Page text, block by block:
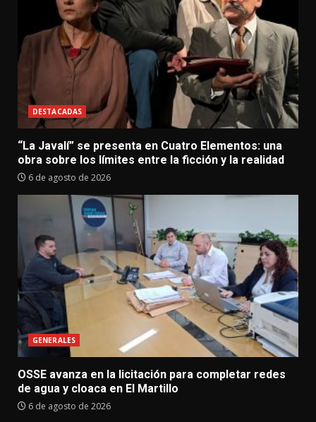
DESTACADAS
“La Javalí” se presenta en Cuatro Elementos: una
obra sobre los límites entre la ficción y la realidad
6 de agosto de 2026
GENERALES
OSSE avanza en la licitación para completar redes
de agua y cloaca en El Martillo
6 de agosto de 2026